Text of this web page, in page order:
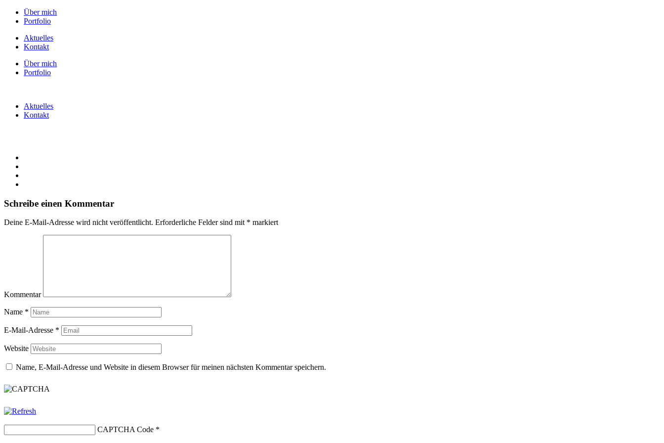
Über mich
Portfolio
Aktuelles
Kontakt
Über mich
Portfolio
Aktuelles
Kontakt
Schreibe einen Kommentar
Deine E-Mail-Adresse wird nicht veröffentlicht. Erforderliche Felder sind mit * markiert
Kommentar
Name *
E-Mail-Adresse *
Website
Name, E-Mail-Adresse und Website in diesem Browser für meinen nächsten Kommentar speichern.
CAPTCHA Code *